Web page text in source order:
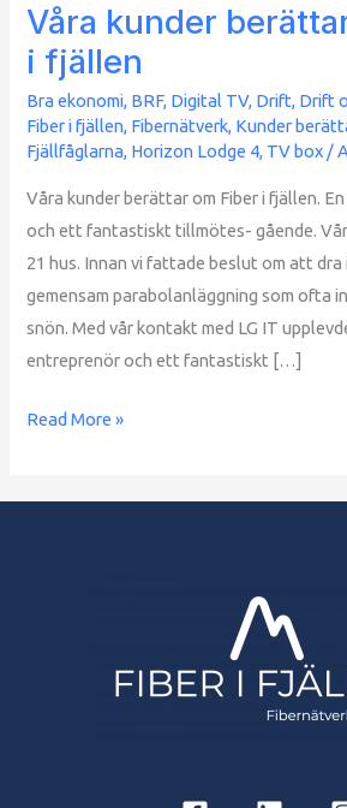
Våra kunder
i fjällen
Bra ekonomi, BRF, Digital TV, Drift, Drift
Fiber i fjällen, Fibernätverk, Kunder
Fjällfåglarna, Horizon Lodge 4, TV box /
Våra kunder berättar om Fiber i fjällen.
och ett fantastiskt tillmötes- gående.
21 hus. Innan vi fattade beslut om att
gemensam parabolanläggning som ofta
snön. Med vår kontakt med LG IT
entreprenör och ett fantastiskt […]
Read More »